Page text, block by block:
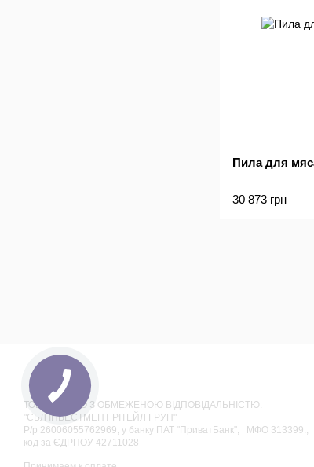
Пила для
30 873 грн
ТОВАРИСТВО З ОБМЕЖЕНОЮ ВІДПОВІДАЛЬНІСТЮ:
"СБЛ ІНВЕСТМЕНТ РІТЕЙЛ ГРУП"
Р/р 26006055762969, у банку ПАТ "ПриватБанк", МФО 313399.,
код за ЄДРПОУ 42711028